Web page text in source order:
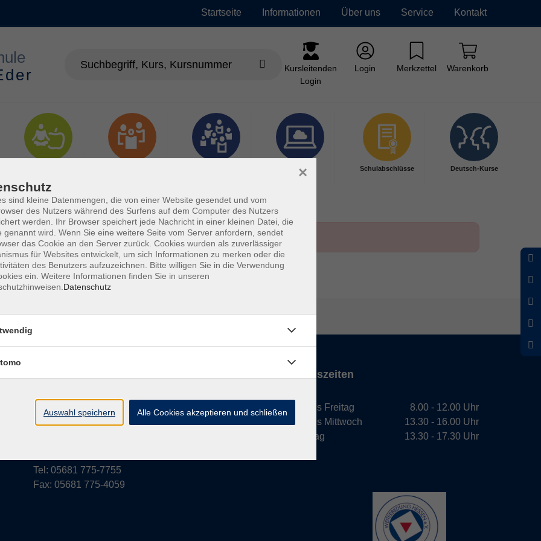
Startseite Informationen Über uns Service Kontakt
Kursleitenden
Login
Login Merkzettel Warenkorb
Digitales
Lernen
Schulabschlüsse Deutsch-Kurse
Barrierefreiheit Widerruf
Parkstraße 6
34576 Homberg (Efze)
Tel: 05681 775-7755
Fax: 05681 775-4059
Öffnungszeiten
Montag bis Freitag
Montag bis Mittwoch
Donnerstag
8.00 - 12.00 Uhr
13.30 - 16.00 Uhr
13.30 - 17.30 Uhr
sind kleine Datenmengen, die von einer Website gesendet und vom
des Nutzers während des Surfens auf dem Computer des Nutzers
werden. Ihr Browser speichert jede Nachricht in einer kleinen Datei, die
genannt wird. Wenn Sie eine weitere Seite vom Server anfordern, sendet
das Cookie an den Server zurück. Cookies wurden als zuverlässiger
für Websites entwickelt, um sich Informationen zu merken oder die
des Benutzers aufzuzeichnen. Bitte willigen Sie in die Verwendung
ein. Weitere Informationen finden Sie in unseren
Datenschutz
×
Auswahl speichern Alle Cookies akzeptieren und schließen